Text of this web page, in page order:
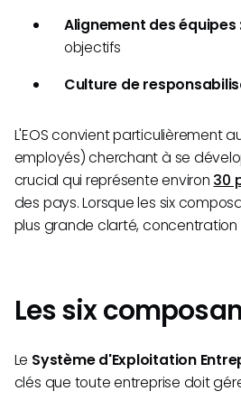
Alignement des équipes
objectifs
Culture de
L'EOS convient particulièrement
employés) cherchant à se
crucial qui représente environ 30
des pays. Lorsque les six
plus grande clarté,
Les six
Le Système d'Exploitation
clés que toute entreprise doit